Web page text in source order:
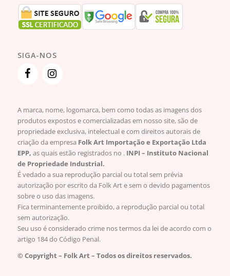
SIGA-NOS
A marca, nome, logomarca, bem como todas as imagens dos
produtos expostos e comercializadas em nosso site, são de
propriedade exclusiva, intelectual e com direitos autorais de
criação da empresa Folk Art Importação e Exportação Ltda
EPP, as quais estão registrados no . INPI – Instituto Nacional
de Propriedade Industrial.
É vedado a sua reprodução parcial ou total sem prévia
autorização por escrito da Folk Art e sem o devido pagamentos
sobre o uso das imagens.
Fica terminantemente proibido, a reprodução parcial ou total
sem autorização.
Seu uso é considerado crime nos termos da lei de acordo com o
artigo 184 do Código Penal.
© Copyright – Folk Art – Todos os direitos reservados.